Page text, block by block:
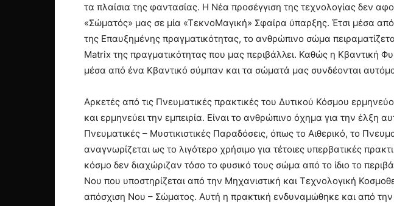
τα πλαίσια της φαντασίας. Η Νέα προσέγγιση της τεχνολογίας δεν
«Σώματός» μας σε μία «ΤεκνοΜαγική» Σφαίρα ύπαρξης. Έτσι μέσα
της Επαυξημένης πραγματικότητας, το ανθρώπινο σώμα
Matrix της πραγματικότητας που μας περιβάλλει. Καθώς η Κβαντική
μέσα από ένα Kβαντικό σύμπαν και τα σώματά μας συνδέονται
Αρκετές από τις Πνευματικές πρακτικές του Δυτικού Κόσμου
και ερμηνεύει την εμπειρία. Είναι το ανθρώπινο όχημα για την έλξη
Πνευματικές – Μυστικιστικές Παραδόσεις, όπως το Αιθερικό, το
αναγνωρίζεται ως το λιγότερο χρήσιμο για τέτοιες υπερβατικές
κόσμο δεν διαχώριζαν τόσο το φυσικό τους σώμα από το ίδιο το
Νου που υποστηρίζεται από την Μηχανιστική και Τεχνολογική
απόσχιση Νου – Σώματος. Αυτή η πρακτική ενδυναμώθηκε και από